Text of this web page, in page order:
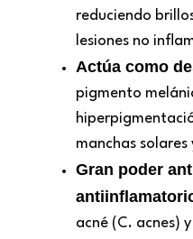
reduciendo
lesiones no
Actúa como
pigmento
manchas
Gran poder
acné (C. acnes)